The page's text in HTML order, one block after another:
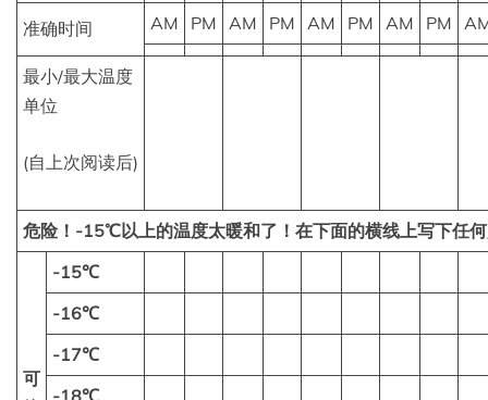
准确时间 AM PM AM PM AM PM AM PM
最小/最大温度
单位
(自上次阅读后)
危险！-15℃以上的温度太暖和了！在下面的横线上写下任
可
-15℃
-16℃
-17℃
-18℃